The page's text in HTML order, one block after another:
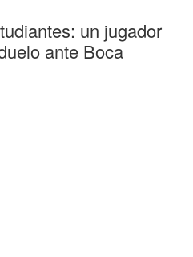
un jugador
ante Boca